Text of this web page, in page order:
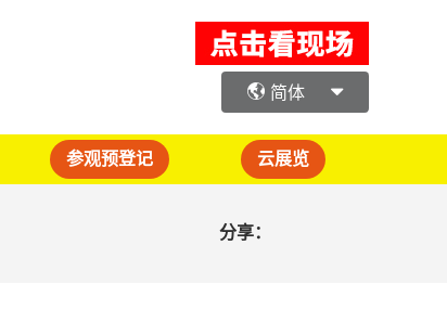
简体
参观预登记 云展览
分享：